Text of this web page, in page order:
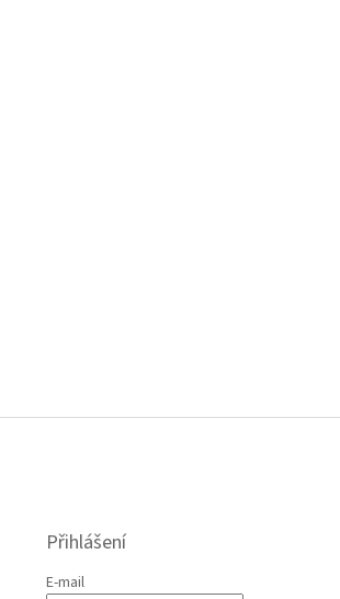
Přihlášení
E-mail